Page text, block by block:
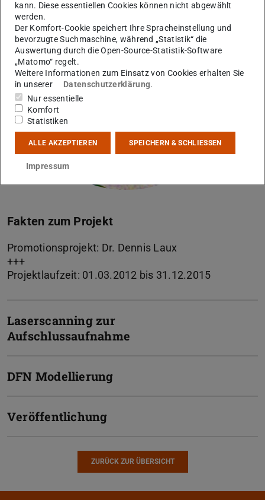
Fakten zum Projekt
Promotionsprojekt: Dr. Dennis Laux
+++
Projektlaufzeit: 01.03.2012 bis 31.12.2015
Laserscanning zur
Aufschlussaufnahme
DFN Modellierung
Veröffentlichung
ZURÜCK ZUR ÜBERSICHT
kann. Diese essentiellen Cookies können nicht abgewählt
werden.
Der Komfort-Cookie speichert Ihre Spracheinstellung und
bevorzugte Suchmaschine, während „Statistik“ die
Auswertung durch die Open-Source-Statistik-Software
„Matomo“ regelt.
Weitere Informationen zum Einsatz von Cookies erhalten Sie
in unserer
Datenschutzerklärung.
Nur essentielle
Komfort
Statistiken
ALLE AKZEPTIEREN SPEICHERN & SCHLIESSEN
Impressum